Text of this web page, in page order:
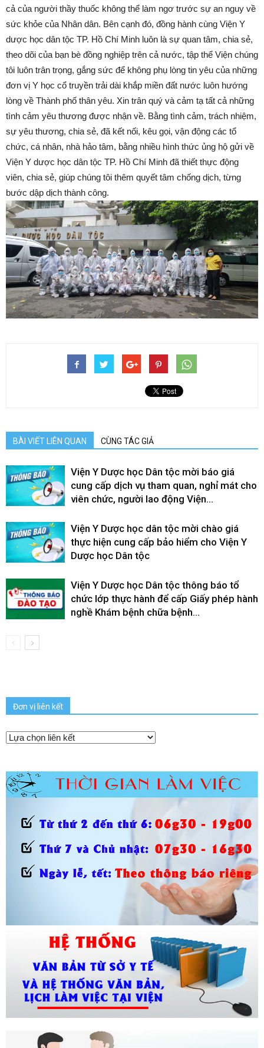
cả của người thầy thuốc không thể làm ngơ trước sự an nguy về
sức khỏe của Nhân dân. Bên cạnh đó, đồng hành cùng Viện Y
dược học dân tộc TP. Hồ Chí Minh luôn là sự quan tâm, chia sẻ,
theo dõi của bạn bè đồng nghiệp trên cả nước, tập thể Viện chúng
tôi luôn trân trọng, gắng sức để không phụ lòng tin yêu của những
đơn vị Y học cổ truyền trải dài khắp miền đất nước luôn hướng
lòng về Thành phố thân yêu. Xin trân quý và cảm tạ tất cả những
tình cảm yêu thương được nhận về. Bằng tình cảm, trách nhiệm,
sự yêu thương, chia sẻ, đã kết nối, kêu gọi, vận động các tổ
chức, cá nhân, nhà hảo tâm, bằng nhiều hình thức ủng hộ gửi về
Viện Y dược học dân tộc TP. Hồ Chí Minh đã thiết thực động
viên, chia sẻ, giúp chúng tôi thêm quyết tâm chống dịch, từng
bước dập dịch thành công.
BÀI VIẾT LIÊN QUAN CÙNG TÁC GIẢ
Viện Y Dược học Dân tộc mời báo giá
cung cấp dịch vụ tham quan, nghỉ mát cho
viên chức, người lao động Viện...
Viện Y Dược học dân tộc mời chào giá
thực hiện cung cấp bảo hiểm cho Viện Y
Dược học Dân tộc
Viện Y Dược học Dân tộc thông báo tổ
chức lớp thực hành để cấp Giấy phép hành
nghề Khám bệnh chữa bệnh...
Đơn vị liên kết